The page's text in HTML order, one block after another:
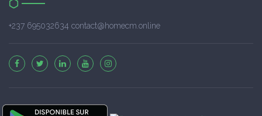
+237 695032634 contact@homecm.online